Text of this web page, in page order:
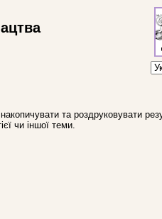
та роздруковувати
чи іншої теми.